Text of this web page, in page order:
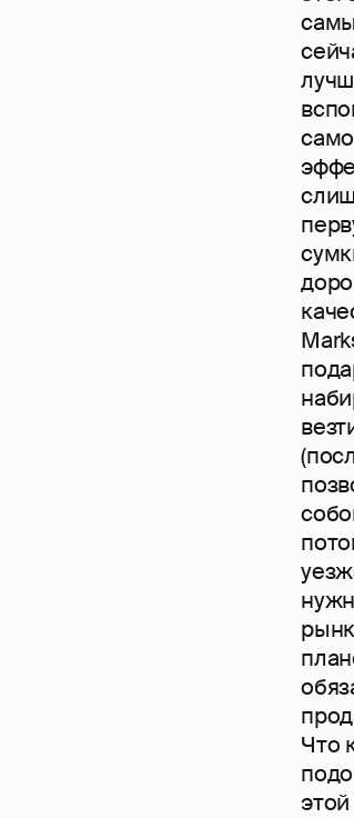
Что